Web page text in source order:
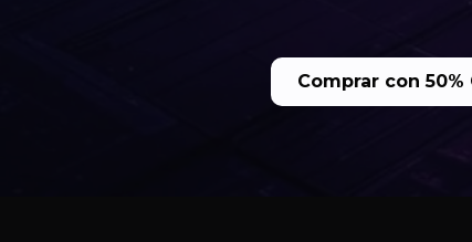
Comprar con 50%